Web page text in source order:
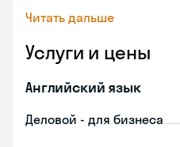
Читать дальше
Услуги и цены
Английский язык
Деловой - для бизнеса